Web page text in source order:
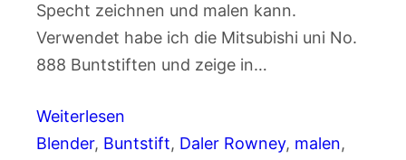
Specht zeichnen und malen kann.
Verwendet habe ich die Mitsubishi uni No.
888 Buntstiften und zeige in…
Weiterlesen
Blender, Buntstift, Daler Rowney, malen